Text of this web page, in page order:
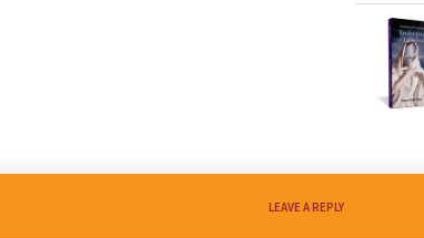
LEAVE A REPLY